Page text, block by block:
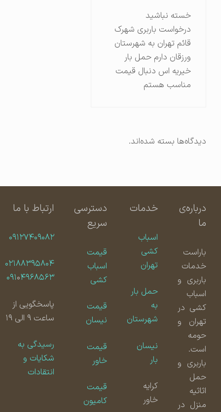
خسته نباشید
درخواست باربری شهرک
قائم تهران به شهرستان
ورزقان دارم حمل بار
خیریه اس دنبال قیمت
مناسب هستم
دیدگاه‌ها بسته شده‌اند.
درباره‌ی
باراست
خدمات
باربری و
اسباب
کشی در
تهران و
حومه
است.
باربری و
حمل
اثاثیه
منزل در
خدمات
اسباب
کشی
تهران
حمل بار
شهرستان
نیسان
دسترسی
سریع
قیمت
اسباب
کشی
قیمت
نیسان
قیمت
قیمت
کامیون
ارتباط با ما
۰۹۱۲۷۴۰۹۰۸۲
۰۲۱۸۸۳۹۵۸۰۴
۰۹۱۰۴۹۶۸۵۶۳
پاسخگویی از
ساعت ۹ الی ۱۹
رسیدگی به
شکایات و
انتقادات